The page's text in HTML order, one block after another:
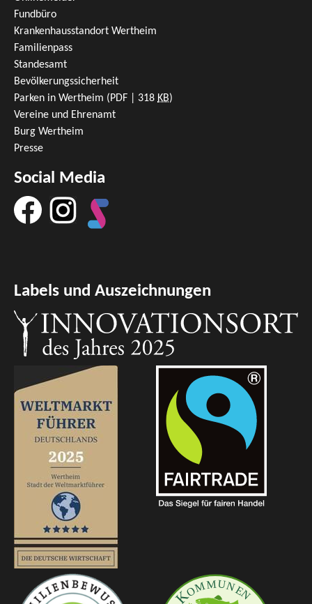
Fundbüro
Krankenhausstandort Wertheim
Familienpass
Standesamt
Bevölkerungssicherheit
Parken in Wertheim (PDF | 318 KB)
Vereine und Ehrenamt
Burg Wertheim
Presse
Social Media
Labels und Auszeichnungen